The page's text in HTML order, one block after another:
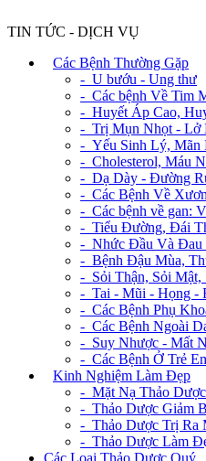
TIN TỨC - DỊCH VỤ
Các Bệnh Thường Gặp
- U bướu - Ung thư
- Các bệnh Về Tim
- Huyết Áp Cao,
- Trị Mụn Nhọt - Lở
- Yếu Sinh Lý, Mãn
- Cholesterol, Máu
- Dạ Dày - Đường
- Các Bệnh Về
- Các bệnh về gan:
- Tiểu Đường, Đái
- Nhức Đầu Và Đau
- Bệnh Đậu Mùa,
- Sỏi Thận, Sỏi Mật,
- Tai - Mũi - Họng -
- Các Bệnh Phụ
- Các Bệnh Ngoài
- Suy Nhược - Mất
- Các Bệnh Ở Trẻ
Kinh Nghiệm Làm Đẹp
- Mặt Nạ Thảo Dược
- Thảo Dược Giảm
- Thảo Dược Trị Ra
- Thảo Dược Làm
Các Loại Thảo Dược Quý